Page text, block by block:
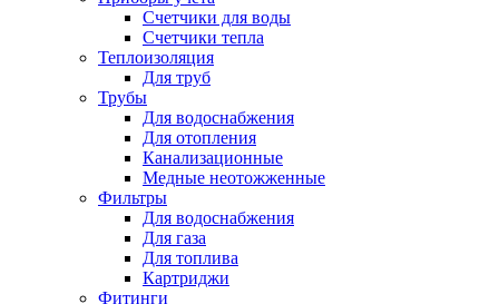
Счетчики для воды
Счетчики тепла
Теплоизоляция
Для труб
Трубы
Для водоснабжения
Для отопления
Канализационные
Медные неотожженные
Фильтры
Для водоснабжения
Для газа
Для топлива
Картриджи
Фитинги